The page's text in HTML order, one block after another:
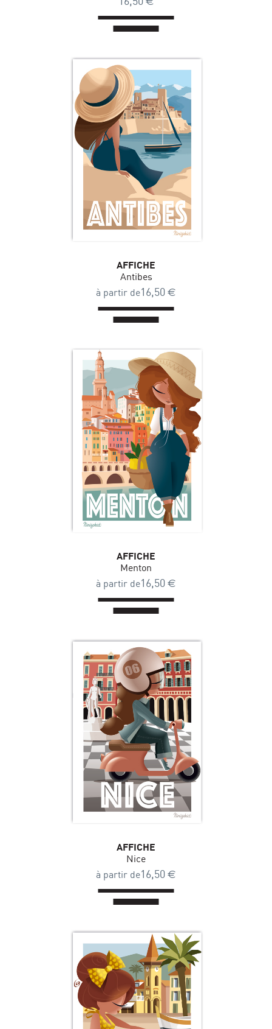
AFFICHE
Antibes
à partir de16,50 €
AFFICHE
Menton
à partir de16,50 €
AFFICHE
Nice
à partir de16,50 €